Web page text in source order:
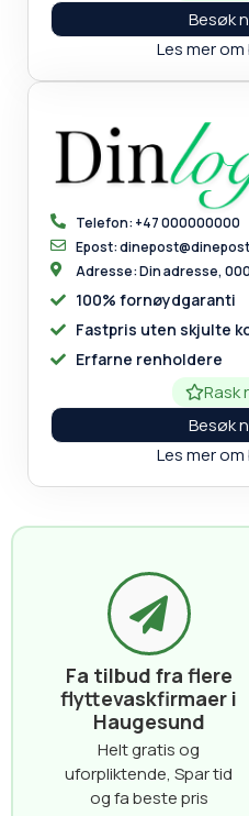
Besøk
Les mer
Telefon: +47 000000000
Epost:
Adresse: Din adresse,
100% fornøydgaranti
Fastpris uten skjulte
Erfarne renholdere
Rask
Besøk
Les mer
Fa tilbud fra flere
flyttevaskfirmaer i
Haugesund
Helt gratis og
uforpliktende, Spar tid
og fa beste pris